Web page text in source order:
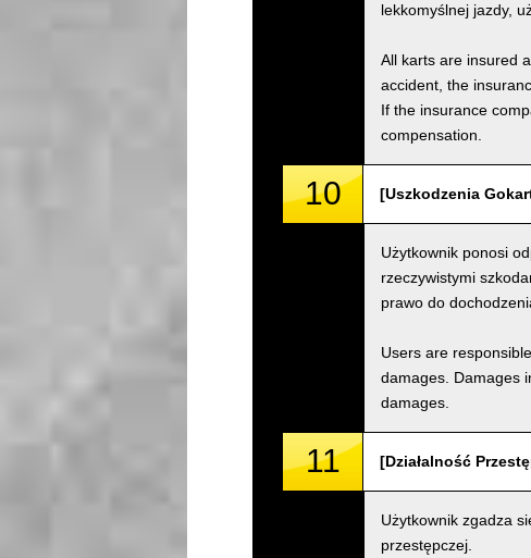
lekkomyślnej jazdy,
All karts are insured
accident, the
If the insurance
compensation.
10 [Uszkodzenia
Użytkownik ponosi
rzeczywistymi
prawo do
Users are
damages. Damages
damages.
11 [Działalność
Użytkownik zgadza
przestępczej.